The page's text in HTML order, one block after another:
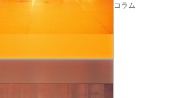
コラム